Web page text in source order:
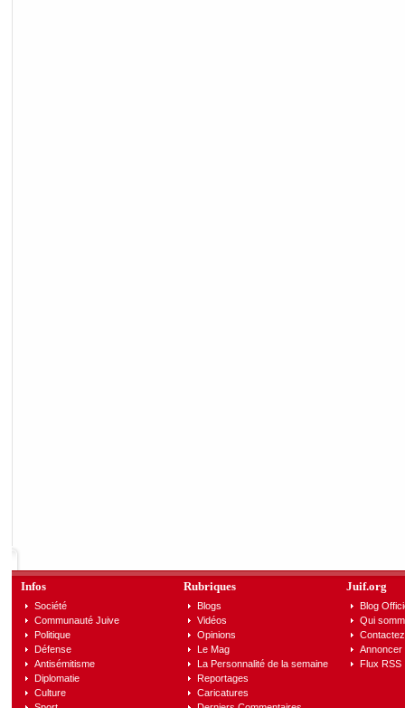
Infos
Société
Communauté Juive
Politique
Défense
Antisémitisme
Diplomatie
Culture
Rubriques
Blogs
Vidéos
Opinions
Le Mag
La Personnalité de la semaine
Reportages
Caricatures
Juif.org
Blog
Qui
Annoncer
Flux RSS